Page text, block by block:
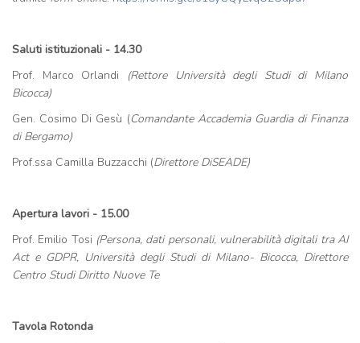
Saluti istituzionali - 14.30
Prof. Marco Orlandi (Rettore Università degli Studi di Milano
Bicocca)
Gen. Cosimo Di Gesù (Comandante Accademia Guardia di Finanza
di Bergamo)
Prof.ssa Camilla Buzzacchi (Direttore DiSEADE)
Apertura lavori - 15.00
Prof. Emilio Tosi (Persona, dati personali, vulnerabilità digitali tra AI
Act e GDPR, Università degli Studi di Milano- Bicocca, Direttore
Centro Studi Diritto Nuove Te
Tavola Rotonda